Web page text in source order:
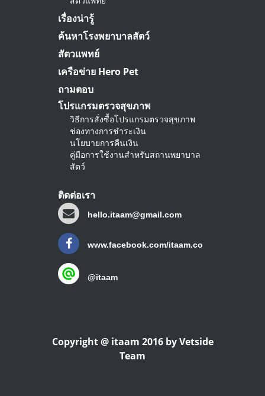
เรื่องน่ารู้
ค้นหาโรงพยาบาลสัตว์
สัตวแพทย์
เครือข่าย Hero Pet
ถามตอบ
โปรแกรมตรวจสุขภาพ
วิธีการสั่งซื้อโปรแกรมตรวจสุขภาพ
ช่องทางการชำระเงิน
นโยบายการคืนเงิน
คู่มือการใช้งานสำหรับสถานพยาบาล
สัตว์
ติดต่อเรา
hello.itaam@gmail.com
www.facebook.com/itaam.co
@itaam
Copyright @ itaam 2016 by Vetside
Team